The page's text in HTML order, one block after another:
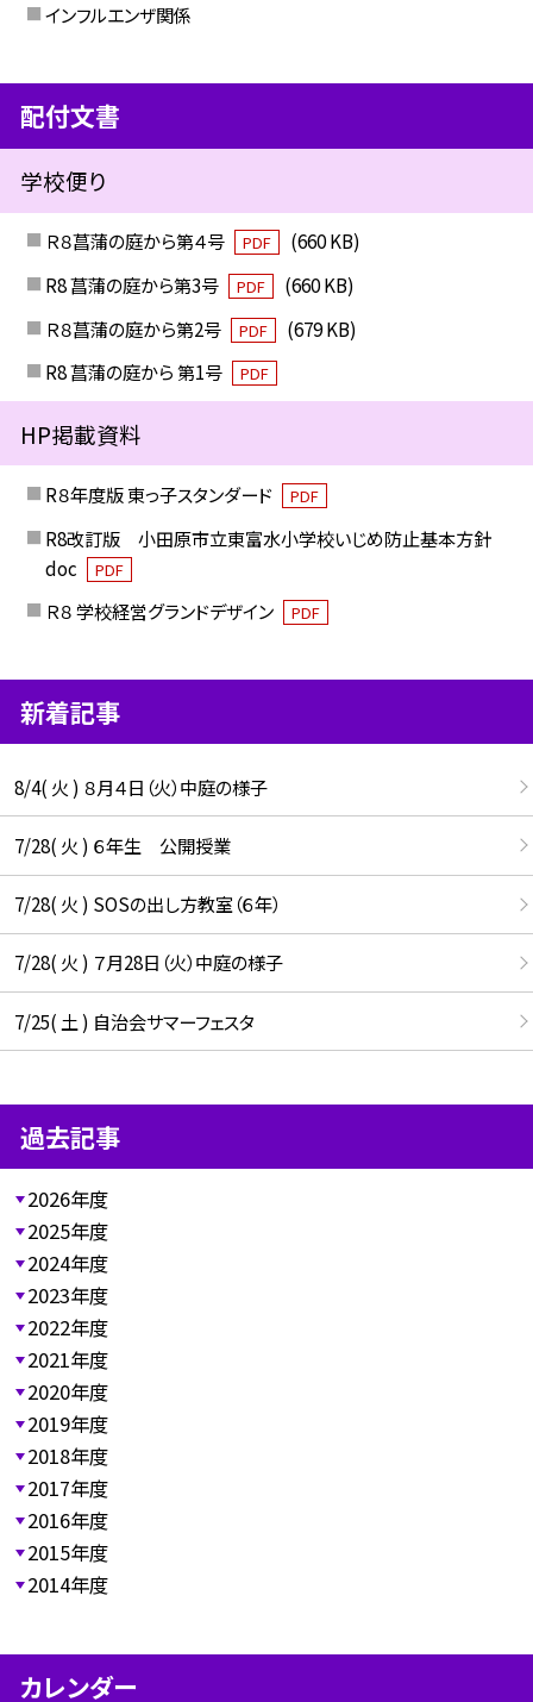
インフルエンザ関係
配付文書
学校便り
Ｒ８菖蒲の庭から第４号 PDF
(660 KB)
R8 菖蒲の庭から第3号
PDF
(660 KB)
Ｒ８菖蒲の庭から第2号
PDF
(679 KB)
R8 菖蒲の庭から 第1号
PDF
HP掲載資料
R８年度版 東っ子スタンダード PDF
R8改訂版 小田原市立東富水小学校いじめ防止基本方針
doc
PDF
Ｒ８ 学校経営グランドデザイン PDF
新着記事
8/4( 火 ) ８月４日（火）中庭の様子
7/28( 火 ) ６年生 公開授業
7/28( 火 ) SOSの出し方教室（６年）
7/28( 火 ) ７月28日（火）中庭の様子
7/25( 土 ) 自治会サマーフェスタ
過去記事
2026年度
2025年度
2024年度
2023年度
2022年度
2021年度
2020年度
2019年度
2018年度
2017年度
2016年度
2015年度
2014年度
カレンダー